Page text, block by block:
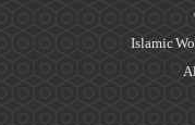
Islamic